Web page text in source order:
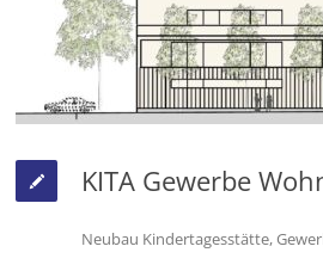
KITA Gewerbe
Neubau Kindertagesstätte,